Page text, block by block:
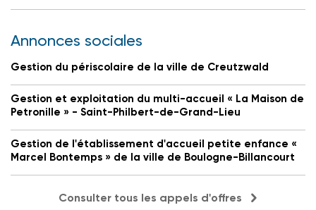
Annonces sociales
Gestion du périscolaire de la ville de Creutzwald
Gestion et exploitation du multi-accueil « La Maison de
Petronille » - Saint-Philbert-de-Grand-Lieu
Gestion de l'établissement d'accueil petite enfance «
Marcel Bontemps » de la ville de Boulogne-Billancourt
Consulter tous les appels d'offres